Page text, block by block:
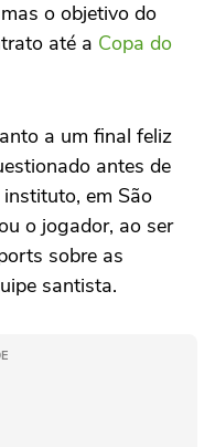
o objetivo do
até a Copa do
a um final feliz
antes de
em São
o jogador, ao ser
sobre as
santista.